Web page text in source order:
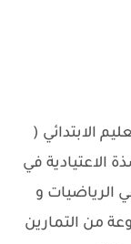
الابتدائي (
الاعتيادية في
الرياضيات و
من التمارين